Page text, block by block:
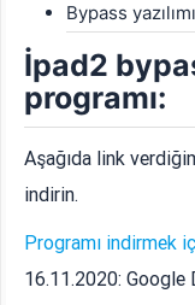
Bypass yazılımı
İpad2
programı:
Aşağıda link
indirin.
Programı indirmek
16.11.2020: Google